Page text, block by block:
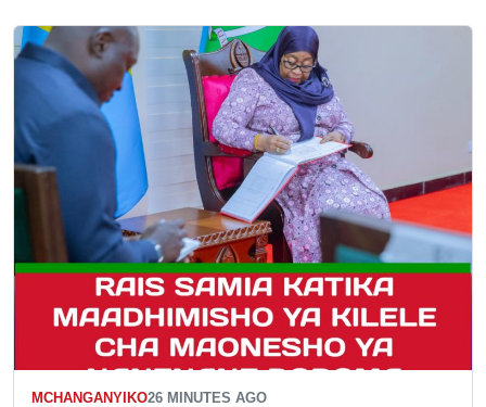
MCHANGANYIKO26 MINUTES AGO